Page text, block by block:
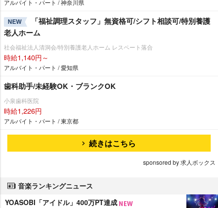
アルバイト・パート / 神奈川県
NEW
「福祉調理スタッフ」無資格可/シフト相談可/特別養護
老人ホーム
社会福祉法人清洞会/特別養護老人ホーム レスペート落合
時給1,140円～
アルバイト・パート / 愛知県
歯科助手/未経験OK・ブランクOK
小泉歯科医院
時給1,226円
アルバイト・パート / 東京都
続きはこちら
sponsored by 求人ボックス
音楽ランキングニュース
YOASOBI「アイドル」400万PT達成